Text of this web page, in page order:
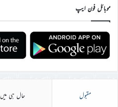
موبائل فون ایپ
مقبول حال ہی میں